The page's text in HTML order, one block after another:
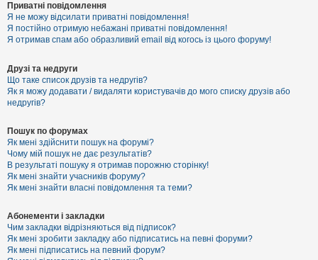
Приватні повідомлення
Я не можу відсилати приватні повідомлення!
Я постійно отримую небажані приватні повідомлення!
Я отримав спам або образливий email від когось із цього форуму!
Друзі та недруги
Що таке список друзів та недругів?
Як я можу додавати / видаляти користувачів до мого списку друзів або
недругів?
Пошук по форумах
Як мені здійснити пошук на форумі?
Чому мій пошук не дає результатів?
В результаті пошуку я отримав порожню сторінку!
Як мені знайти учасників форуму?
Як мені знайти власні повідомлення та теми?
Абонементи і закладки
Чим закладки відрізняються від підписок?
Як мені зробити закладку або підписатись на певні форуми?
Як мені підписатись на певний форум?